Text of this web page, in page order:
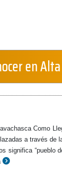
en
Como
a través de
significa “pueblo